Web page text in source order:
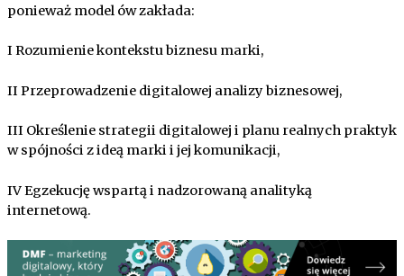
ponieważ model ów zakłada:
I Rozumienie kontekstu biznesu marki,
II Przeprowadzenie digitalowej analizy biznesowej,
III Określenie strategii digitalowej i planu realnych praktyk
w spójności z ideą marki i jej komunikacji,
IV Egzekucję wspartą i nadzorowaną analityką
internetową.